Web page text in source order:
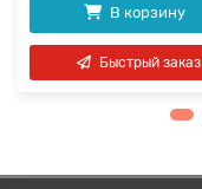
В корзину
Быстрый заказ